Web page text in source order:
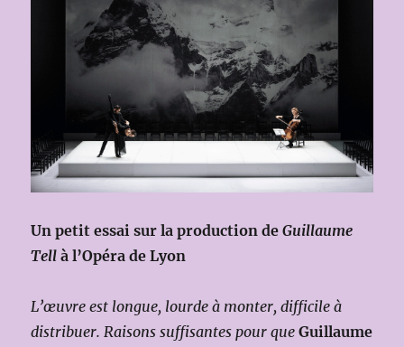
Un petit essai sur la production deGuillaume
Tell à l’Opéra de Lyon
L’œuvre est longue, lourde à monter, difficile à
distribuer. Raisons suffisantes pour queGuillaume